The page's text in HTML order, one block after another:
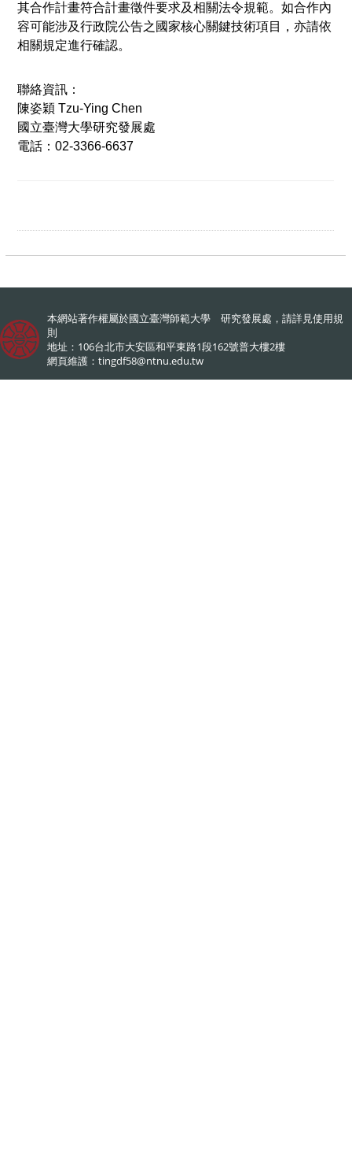
其合作計畫符合計畫徵件要求及相關法令規範。 如合作內
容可能涉及行政院公告之國家核心關鍵技術項目， 亦請依
相關規定進行確認。
聯絡資訊：
陳姿穎 Tzu-Ying Chen
國立臺灣大學研究發展處
電話： 02-3366-6637
本網站著作權屬於國立臺灣師範大學 研究發展處，請詳見使用規
則
地址：106台北市大安區和平東路1段162號普大樓2樓
網頁維護： tingdf58@ntnu.edu.tw